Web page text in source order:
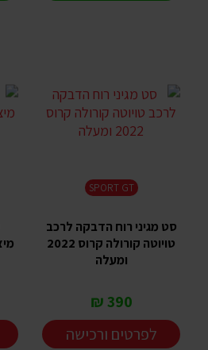
SPORT GT
סט מגיני רוח הדבקה לרכב
טויוטה קורולה קרוס 2022
ומעלה
390 ₪
לפרטים ורכישה